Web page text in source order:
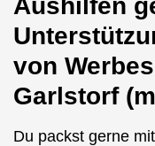
Aushilfen
von
Garlstorf
Du packst gerne